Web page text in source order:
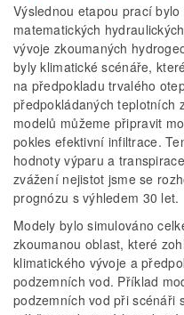
Výslednou etapou prací
matematických
vývoje zkoumaných
byly klimatické scénáře,
na předpokladu trvalého
předpokládaných teplotních
modelů můžeme připravit
pokles efektivní infiltrace.
hodnoty výparu a
zvážení nejistot jsme se
prognózu s výhledem 30 let.
Modely bylo simulováno
zkoumanou oblast, které
klimatického vývoje a
podzemních vod. Příklad
podzemních vod při scénáři